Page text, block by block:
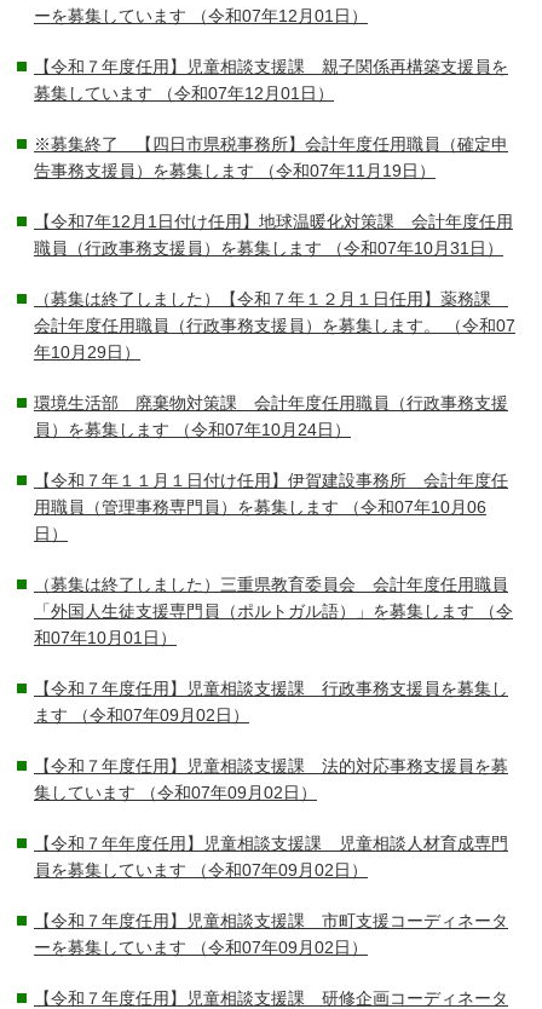
ーを募集しています （令和07年12月01日）
【令和７年度任用】児童相談支援課 親子関係再構築支援員を
募集しています （令和07年12月01日）
※募集終了 【四日市県税事務所】会計年度任用職員（確定申
告事務支援員）を募集します （令和07年11月19日）
【令和7年12月1日付け任用】地球温暖化対策課 会計年度任用
職員（行政事務支援員）を募集します （令和07年10月31日）
（募集は終了しました）【令和７年１２月１日任用】薬務課
会計年度任用職員（行政事務支援員）を募集します。
（令和07
年10月29日）
環境生活部 廃棄物対策課 会計年度任用職員（行政事務支援
員）を募集します （令和07年10月24日）
【令和７年１１月１日付け任用】伊賀建設事務所 会計年度任
用職員（管理事務専門員）を募集します （令和07年10月06
日）
（募集は終了しました）三重県教育委員会 会計年度任用職員
「外国人生徒支援専門員（ポルトガル語）」を募集します （令
和07年10月01日）
【令和７年度任用】児童相談支援課 行政事務支援員を募集し
ます （令和07年09月02日）
【令和７年度任用】児童相談支援課 法的対応事務支援員を募
集しています （令和07年09月02日）
【令和７年年度任用】児童相談支援課 児童相談人材育成専門
員を募集しています （令和07年09月02日）
【令和７年度任用】児童相談支援課 市町支援コーディネータ
ーを募集しています （令和07年09月02日）
【令和７年度任用】児童相談支援課 研修企画コーディネータ